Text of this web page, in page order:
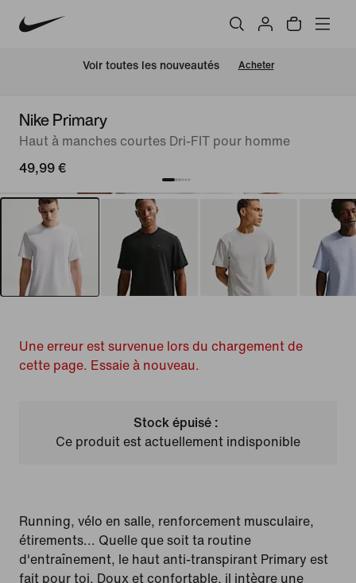
Voir toutes les nouveautés Acheter
Nike Primary
Haut à manches courtes Dri-FIT pour homme
49,99 €
Une erreur est survenue lors du chargement de
cette page. Essaie à nouveau.
Stock épuisé :
Ce produit est actuellement indisponible
Running, vélo en salle, renforcement musculaire,
étirements... Quelle que soit ta routine
d'entraînement, le haut anti-transpirant Primary est
fait pour toi. Doux et confortable, il intègre une